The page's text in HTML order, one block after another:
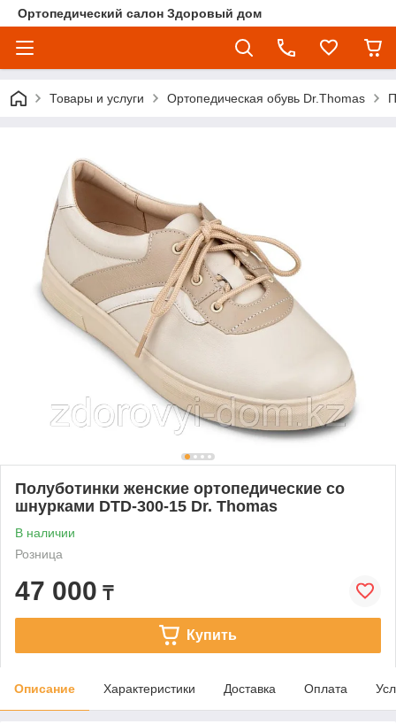
Ортопедический салон Здоровый дом
Товары и услуги Ортопедическая обувь Dr.Thomas
Полуботинки женские ортопедические со
шнурками DTD-300-15 Dr. Thomas
В наличии
Розница
47 000 ₸
Купить
Описание Характеристики Доставка Оплата